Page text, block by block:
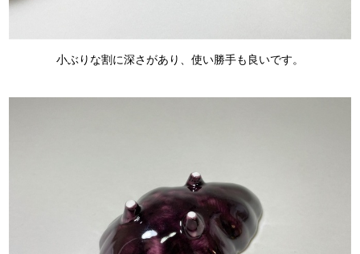
小ぶりな割に深さがあり、使い勝手も良いです。